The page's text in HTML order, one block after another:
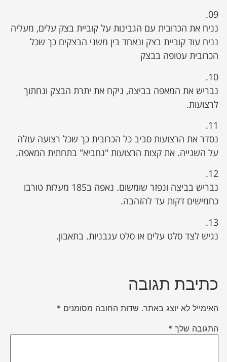
09.
נניח את הכרובית עם הגבינות על קוביית בצק עלים, מעליה
נניח עוד קוביית בצק ונאחד בין משני הבצקים כך שכל
הכרובית עטופה בבצק
10.
נבריש את המאפה בביצה, ניקח את יתרת הבצק ונחתוך
לרצועות.
11.
נסדר את הרצועות סביב כל הכרובית כך שכל רצועה עולה
על השנייה. את קצות הרצועות "נחביא" בתחתית המאפה.
12.
נבריש בביצה ונפזר שומשום. נאפה ב185 מעלות טורבו
כחמישים דקות עד להזהבה.
13.
נגיש לצד סלט עלים או סלט עגבניות. בתאבון.
כתיבת תגובה
האימייל לא יוצג באתר. שדות החובה מסומנים *
התגובה שלך *